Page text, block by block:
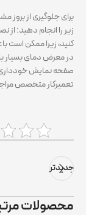
برای جلوگیری از بروز
زیر را انجام دهید: از
کنید، زیرا ممکن است
در معرض دمای بسیار
صفحه نمایش
تعمیرکار متخصص
جدیدتر
محصولات